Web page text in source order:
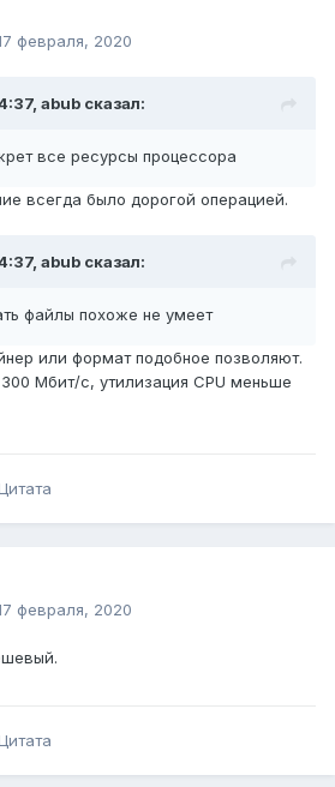
февраля, 2020
abub сказал:
все ресурсы процессора
всегда было дорогой операцией.
abub сказал:
файлы похоже не умеет
или формат подобное позволяют.
Мбит/с, утилизация CPU меньше
февраля, 2020